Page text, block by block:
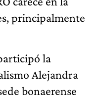
principalmente
la
Alejandra
bonaerense